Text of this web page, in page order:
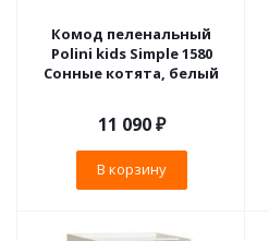
Комод пеленальный
Polini kids Simple 1580
Сонные котята, белый
11 090₽
В корзину